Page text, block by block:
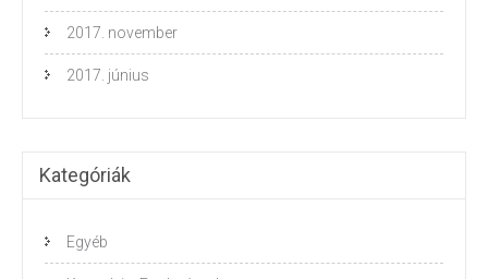
2017. november
2017. június
Kategóriák
Egyéb